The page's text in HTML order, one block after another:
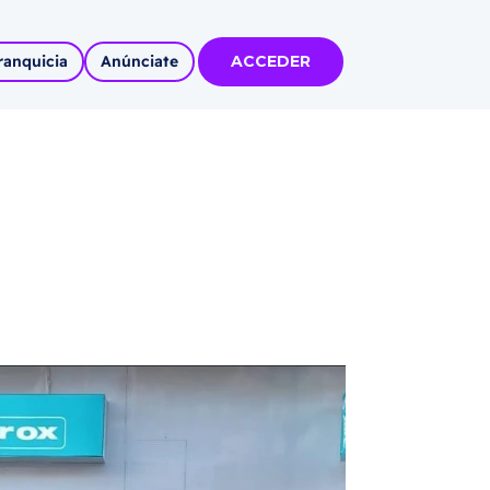
invertir
MÁS
con
tu Marca
Anúnciate ACCEDER